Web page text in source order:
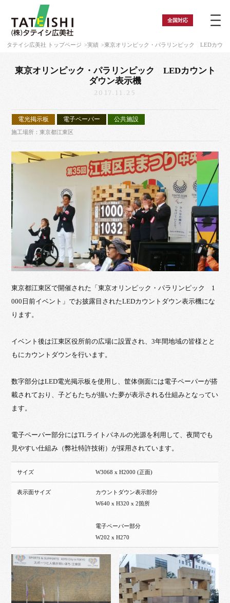
全国対応
タテイシ広美社 トップページ 実績 東京オリンピック・パラリンピック LEDカウン
東京オリンピック・パラリンピック LEDカウント
ダウン表示機
2017.11.25
電光掲示板 電子ペーパー 公共施設
施工場所：東京都江東区
東京都江東区で開催された「東京オリンピック・パラリンピック 1
000日前イベント」でお披露目されたLEDカウントダウン表示機にな
ります。
イベント後は江東区役所前の広場に設置され、3年間地域の皆様とと
もにカウントダウンを行います。
数字部分はLED電光掲示板を使用し、筐体側面には電子ペーパーが搭
載されており、子どもたちが描いた夢が表示される仕組みとなってい
ます。
電子ペーパー部分にはTLライトパネルの光源を利用して、夜間でも
見やすい仕組み（弊社特許技術）が採用されています。
サイズ W3068 x H2000 (正面)
表示面サイズ
カウントダウン表示部分
W640 x H320 x 2箇所
電子ペーパー部分
W202 x H270